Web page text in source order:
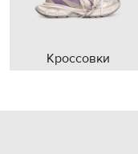
Кроссовки